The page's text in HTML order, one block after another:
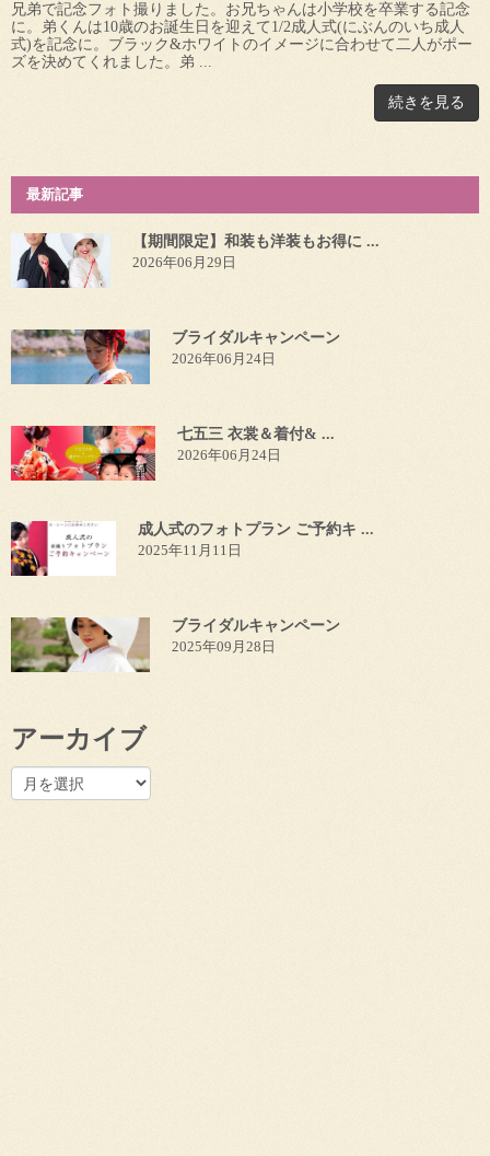
兄弟で記念フォト撮りました。お兄ちゃんは小学校を卒業する記念
に。弟くんは10歳のお誕生日を迎えて1/2成人式(にぶんのいち成人
式)を記念に。ブラック&ホワイトのイメージに合わせて二人がポー
ズを決めてくれました。弟 ...
続きを見る
最新記事
【期間限定】和装も洋装もお得に ...
2026年06月29日
ブライダルキャンペーン
2026年06月24日
七五三 衣裳＆着付& ...
2026年06月24日
成人式のフォトプラン ご予約キ ...
2025年11月11日
ブライダルキャンペーン
2025年09月28日
アーカイブ